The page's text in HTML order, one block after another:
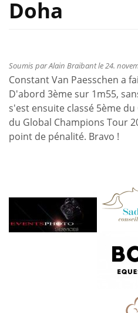
Doha
Soumis parAlain Braibantle 24.
Constant Van Paesschen a
D'abord 3ème sur 1m55,
s'est ensuite classé 5ème
du Global Champions Tour
point de pénalité. Bravo !